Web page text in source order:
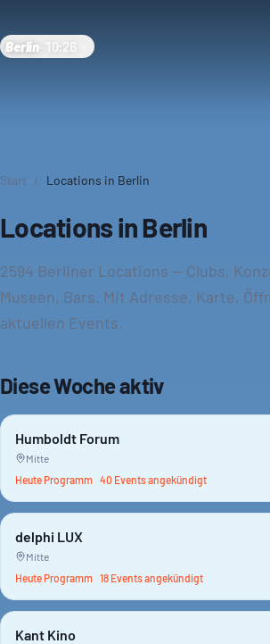
Berlin 10:26
Start / Locations in Berlin
Locations in Berlin
2594 Berliner Locations — Clubs,
Museen, Bars. Mit Adresse, Karte,
aktuellen Events.
Diese Woche aktiv
Humboldt Forum
Mitte
Heute Programm 40 Eventsangekündigt
delphi LUX
Mitte
Heute Programm 18 Eventsangekündigt
Kant Kino